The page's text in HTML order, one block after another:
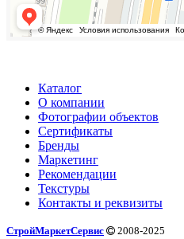
Каталог
О компании
Фотографии объектов
Сертификаты
Бренды
Маркетинг
Рекомендации
Текстуры
Контакты и реквизиты
СтройМаркетСервис 2008-2025